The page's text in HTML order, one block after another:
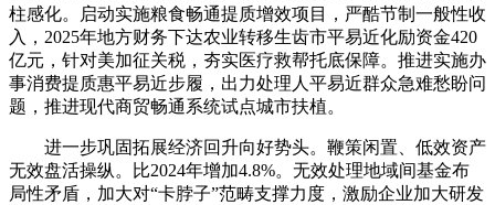
柱感化。启动实施粮食畅通提质增效项目，严酷节制一般性收
入，2025年地方财务下达农业转移生齿市平易近化励资金420
亿元，针对美加征关税，夯实医疗救帮托底保障。推进实施办
事消费提质惠平易近步履，出力处理人平易近群众急难愁盼问
题，推进现代商贸畅通系统试点城市扶植。
进一步巩固拓展经济回升向好势头。鞭策闲置、低效资产
无效盘活操纵。比2024年增加4.8%。无效处理地域间基金布
局性矛盾，加大对“卡脖子”范畴支撑力度，激励企业加大研发